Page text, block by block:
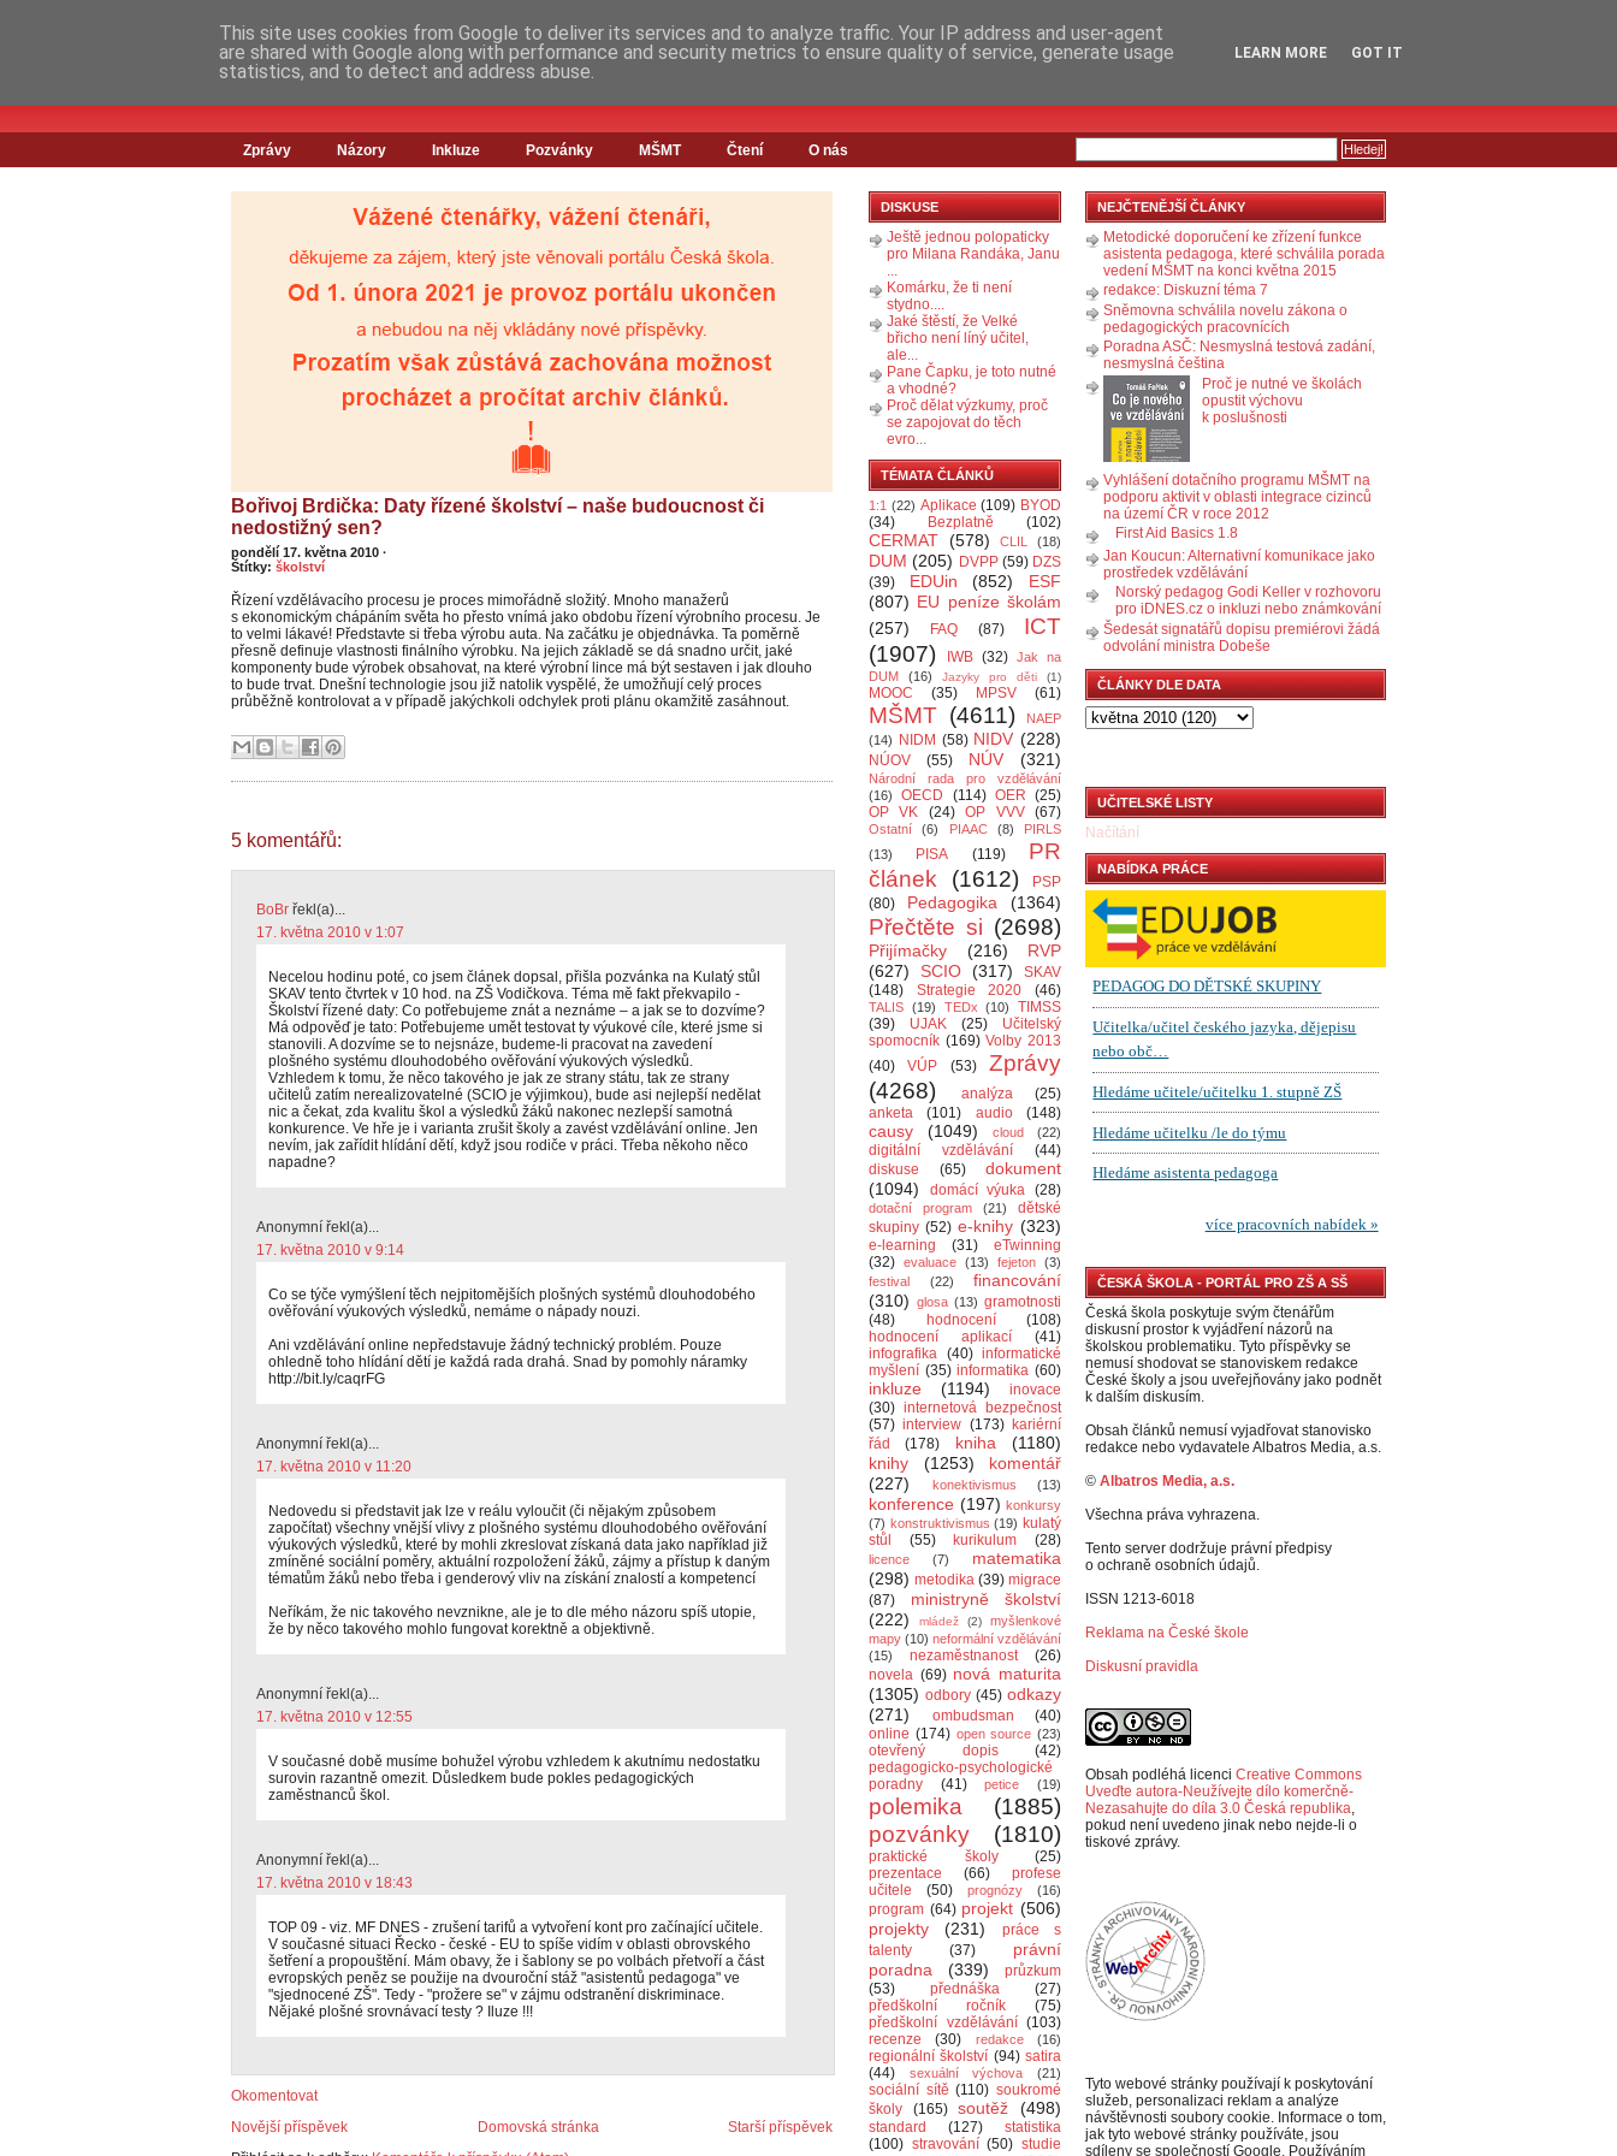
Zprávy Názory Inkluze Pozvánky MŠMT Čtení O nás
Bořivoj Brdička: Daty řízené školství – naše budoucnost či
nedostižný sen?
pondělí 17. května 2010 ·
Štítky: školství
Řízení vzdělávacího procesu je proces mimořádně složitý. Mnoho manažerů
s ekonomickým chápáním světa ho přesto vnímá jako obdobu řízení výrobního procesu. Je
to velmi lákavé! Představte si třeba výrobu auta. Na začátku je objednávka. Ta poměrně
přesně definuje vlastnosti finálního výrobku. Na jejich základě se dá snadno určit, jaké
komponenty bude výrobek obsahovat, na které výrobní lince má být sestaven i jak dlouho
to bude trvat. Dnešní technologie jsou již natolik vyspělé, že umožňují celý proces
průběžně kontrolovat a v případě jakýchkoli odchylek proti plánu okamžitě zasáhnout.
5 komentářů:
BoBr řekl(a)...
17. května 2010 v 1:07
Necelou hodinu poté, co jsem článek dopsal, přišla pozvánka na Kulatý stůl
SKAV tento čtvrtek v 10 hod. na ZŠ Vodičkova. Téma mě fakt překvapilo -
Školství řízené daty: Co potřebujeme znát a neznáme – a jak se to dozvíme?
Má odpověď je tato: Potřebujeme umět testovat ty výukové cíle, které jsme si
stanovili. A dozvíme se to nejsnáze, budeme-li pracovat na zavedení
plošného systému dlouhodobého ověřování výukových výsledků.
Vzhledem k tomu, že něco takového je jak ze strany státu, tak ze strany
učitelů zatím nerealizovatelné (SCIO je výjimkou), bude asi nejlepší nedělat
nic a čekat, zda kvalitu škol a výsledků žáků nakonec nezlepší samotná
konkurence. Ve hře je i varianta zrušit školy a zavést vzdělávání online. Jen
nevím, jak zařídit hlídání dětí, když jsou rodiče v práci. Třeba někoho něco
napadne?
Anonymní řekl(a)...
17. května 2010 v 9:14
Co se týče vymýšlení těch nejpitomějších plošných systémů dlouhodobého
ověřování výukových výsledků, nemáme o nápady nouzi.
Ani vzdělávání online nepředstavuje žádný technický problém. Pouze
ohledně toho hlídání dětí je každá rada drahá. Snad by pomohly náramky
http://bit.ly/caqrFG
Anonymní řekl(a)...
17. května 2010 v 11:20
Nedovedu si představit jak lze v reálu vyloučit (či nějakým způsobem
započítat) všechny vnější vlivy z plošného systému dlouhodobého ověřování
výukových výsledků, které by mohli zkreslovat získaná data jako například již
zmíněné sociální poměry, aktuální rozpoložení žáků, zájmy a přístup k daným
tématům žáků nebo třeba i genderový vliv na získání znalostí a kompetencí
Neříkám, že nic takového nevznikne, ale je to dle mého názoru spíš utopie,
že by něco takového mohlo fungovat korektně a objektivně.
Anonymní řekl(a)...
17. května 2010 v 12:55
V současné době musíme bohužel výrobu vzhledem k akutnímu nedostatku
surovin razantně omezit. Důsledkem bude pokles pedagogických
zaměstnanců škol.
Anonymní řekl(a)...
17. května 2010 v 18:43
TOP 09 - viz. MF DNES - zrušení tarifů a vytvoření kont pro začínající učitele.
V současné situaci Řecko - české - EU to spíše vidím v oblasti obrovského
šetření a propouštění. Mám obavy, že i šablony se po volbách přetvoří a část
evropských peněz se použije na dvouroční stáž "asistentů pedagoga" ve
"sjednocené ZŠ". Tedy - "prožere se" v zájmu odstranění diskriminace.
Nějaké plošné srovnávací testy ? Iluze !!!
Okomentovat
Novější příspěvek
Starší příspěvek
Domovská stránka
DISKUSE
Ještě jednou polopaticky
pro Milana Randáka, Janu
...
Komárku, že ti není
stydno....
Jaké štěstí, že Velké
břicho není líný učitel,
ale...
Pane Čapku, je toto nutné
a vhodné?
Proč dělat výzkumy, proč
se zapojovat do těch
evro...
TÉMATA ČLÁNKŮ
1:1 (22) Aplikace (109) BYOD
(34)
Bezplatně (102)
CERMAT (578) CLIL (18)
DUM (205) DVPP (59) DZS
(39)
EDUin (852)
ESF
(807) EU peníze školám
(257)
FAQ (87)
ICT
(1907)
IWB (32) Jak na
DUM
(16) Jazyky pro děti (1)
MOOC (35) MPSV (61)
MŠMT (4611)
NAEP
(14)
NIDM (58) NIDV (228)
NÚOV (55) NÚV (321)
Národní rada pro vzdělávání
(16)
OECD (114) OER (25)
OP VK
(24) OP VVV (67)
Ostatní (6) PIAAC (8)
PIRLS
(13)
PISA (119)
PR
článek
(1612)
PSP
(80)
Pedagogika (1364)
Přečtěte si (2698)
Přijímačky (216)
RVP
(627)
SCIO (317)
SKAV
(148)
Strategie 2020 (46)
TALIS (19) TEDx (10)
TIMSS
(39)
UJAK (25)
Učitelský
spomocník (169) Volby 2013
(40)
VÚP (53)
Zprávy
(4268)
analýza
(25)
anketa
(101) audio (148)
causy (1049) cloud (22)
digitální vzdělávání
(44)
diskuse
(65)
dokument
(1094)
domácí výuka (28)
dotační program (21)
dětské
skupiny (52) e-knihy (323)
e-learning (31)
eTwinning
(32) evaluace (13) fejeton (3)
festival
(22)
financování
(310) glosa (13) gramotnosti
(48)
hodnocení
(108)
hodnocení aplikací
(41)
infografika (40) informatické
myšlení (35) informatika (60)
inkluze (1194)
inovace
(30) internetová bezpečnost
(57) interview (173) kariérní
řád
(178) kniha
(1180)
knihy
(1253)
komentář
(227)
konektivismus (13)
konference (197) konkursy
(7) konstruktivismus (19) kulatý
stůl
(55) kurikulum (28)
licence (7)
matematika
(298) metodika (39) migrace
(87)
ministryně školství
(222)
mládež (2)
myšlenkové
mapy (10) neformální vzdělávání
(15)
nezaměstnanost
(26)
novela (69) nová maturita
(1305) odbory (45) odkazy
(271)
ombudsman
(40)
online (174) open source (23)
otevřený dopis
(42)
pedagogicko-psychologické
poradny
(41) petice (19)
polemika
(1885)
pozvánky
(1810)
praktické školy
(25)
prezentace
(66)
profese
učitele
(50) prognózy (16)
program (64) projekt (506)
projekty
(231)
práce s
talenty
(37)
právní
poradna
(339)
průzkum
(53)
přednáška
(27)
předškolní ročník
(75)
předškolní vzdělávání (103)
recenze
(30) redakce (16)
regionální školství (94) satira
(44)
sexuální výchova (21)
sociální sítě (110) soukromé
školy
(165) soutěž (498)
standard (127)
statistika
(100) stravování (50) studie
NEJČTENĚJŠÍ ČLÁNKY
Metodické doporučení ke zřízení funkce
asistenta pedagoga, které schválila porada
vedení MŠMT na konci května 2015
redakce: Diskuzní téma 7
Sněmovna schválila novelu zákona o
pedagogických pracovnících
Poradna ASČ: Nesmyslná testová zadání,
nesmyslná čeština
Proč je nutné ve školách
opustit výchovu
k poslušnosti
Vyhlášení dotačního programu MŠMT na
podporu aktivit v oblasti integrace cizinců
na území ČR v roce 2012
First Aid Basics 1.8
Jan Koucun: Alternativní komunikace jako
prostředek vzdělávání
Norský pedagog Godi Keller v rozhovoru
pro iDNES.cz o inkluzi nebo známkování
Šedesát signatářů dopisu premiérovi žádá
odvolání ministra Dobeše
ČLÁNKY DLE DATA
UČITELSKÉ LISTY
Načítání
NABÍDKA PRÁCE
ČESKÁ ŠKOLA - PORTÁL PRO ZŠ A SŠ
Česká škola poskytuje svým čtenářům
diskusní prostor k vyjádření názorů na
školskou problematiku. Tyto příspěvky se
nemusí shodovat se stanoviskem redakce
České školy a jsou uveřejňovány jako podnět
k dalším diskusím.
Obsah článků nemusí vyjadřovat stanovisko
redakce nebo vydavatele Albatros Media, a.s.
© Albatros Media, a.s.
Všechna práva vyhrazena.
Tento server dodržuje právní předpisy
o ochraně osobních údajů.
ISSN 1213-6018
Reklama na České škole
Diskusní pravidla
Obsah podléhá licenci Creative Commons
Uveďte autora-Neužívejte dílo komerčně-
Nezasahujte do díla 3.0 Česká republika,
pokud není uvedeno jinak nebo nejde-li o
tiskové zprávy.
Tyto webové stránky používají k poskytování
služeb, personalizaci reklam a analýze
návštěvnosti soubory cookie. Informace o tom,
jak tyto webové stránky používáte, jsou
sdíleny se společností Google. Používáním
This site uses cookies from Google to deliver its services and to analyze traffic. Your IP address and user-agent
are shared with Google along with performance and security metrics to ensure quality of service, generate usage
statistics, and to detect and address abuse.
LEARN MORE GOT IT